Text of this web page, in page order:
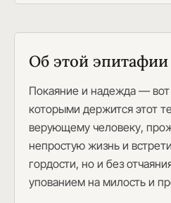
Об этой эпитафии
Покаяние и надежда —
которыми держится этот
верующему человеку,
непростую жизнь и
гордости, но и без
упованием на милость и